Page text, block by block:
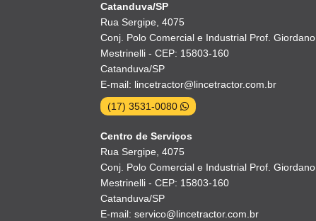
Catanduva/SP
Rua Sergipe, 4075
Conj. Polo Comercial e Industrial Prof. Giordano
Mestrinelli - CEP: 15803-160
Catanduva/SP
E-mail: lincetractor@lincetractor.com.br
(17) 3531-0080
Centro de Serviços
Rua Sergipe, 4075
Conj. Polo Comercial e Industrial Prof. Giordano
Mestrinelli - CEP: 15803-160
Catanduva/SP
E-mail: servico@lincetractor.com.br